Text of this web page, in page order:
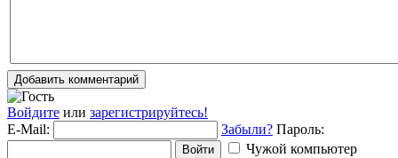
Добавить комментарий
Войдите или зарегистрируйтесь!
E-Mail:
Забыли? Пароль:
Войти
Чужой компьютер